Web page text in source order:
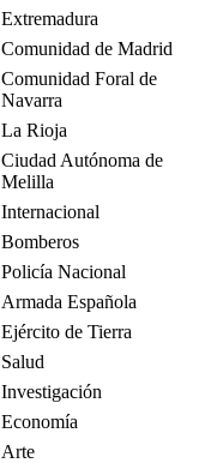
Extremadura
Comunidad de Madrid
Comunidad Foral de
Navarra
La Rioja
Ciudad Autónoma de
Melilla
Internacional
Bomberos
Policía Nacional
Armada Española
Ejército de Tierra
Salud
Investigación
Economía
Arte